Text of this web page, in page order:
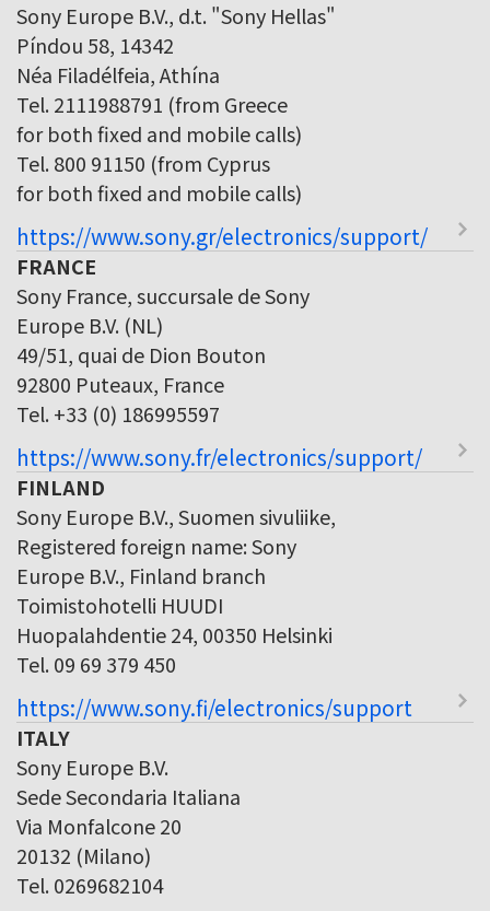
Sony Europe B.V., d.t. "Sony Hellas"
Píndou 58, 14342
Néa Filadélfeia, Athína
Tel. 2111988791 (from Greece
for both fixed and mobile calls)
Tel. 800 91150 (from Cyprus
for both fixed and mobile calls)
https://www.sony.gr/electronics/support/
FRANCE
Sony France, succursale de Sony
Europe B.V. (NL)
49/51, quai de Dion Bouton
92800 Puteaux, France
Tel. +33 (0) 186995597
https://www.sony.fr/electronics/support/
FINLAND
Sony Europe B.V., Suomen sivuliike,
Registered foreign name: Sony
Europe B.V., Finland branch
Toimistohotelli HUUDI
Huopalahdentie 24, 00350 Helsinki
Tel. 09 69 379 450
https://www.sony.fi/electronics/support
ITALY
Sony Europe B.V.
Sede Secondaria Italiana
Via Monfalcone 20
20132 (Milano)
Tel. 0269682104